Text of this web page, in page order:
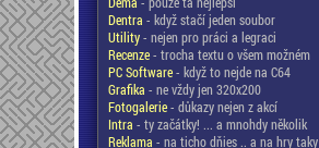
Dentra - když stačí jeden soubor
Utility- nejen pro práci a legraci
Recenze- trocha textu o všem možném
PC Software- když to nejde na C64
Grafika - ne vždy jen 320x200
Fotogalerie- důkazy nejen z akcí
Intra - ty začátky! ... a mnohdy několik
Reklama - na ticho dňies .. a na hry taky